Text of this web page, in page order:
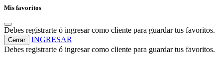
Mis favoritos
Debes registrarte ó ingresar como cliente para guardar tus favoritos.
Cerrar
INGRESAR
Debes registrarte ó ingresar como cliente para guardar tus favoritos.